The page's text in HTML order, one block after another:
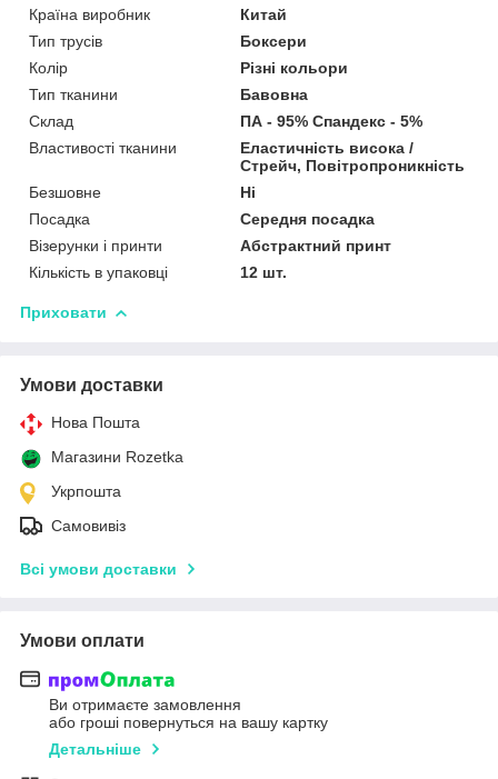
Країна виробник
Китай
Тип трусів
Боксери
Колір
Різні кольори
Тип тканини
Бавовна
Склад
ПА - 95% Спандекс - 5%
Властивості тканини
Еластичність висока /
Стрейч, Повітропроникність
Безшовне
Ні
Посадка
Середня посадка
Візерунки і принти
Абстрактний принт
Кількість в упаковці
12 шт.
Приховати
Умови доставки
Нова Пошта
Магазини Rozetka
Укрпошта
Самовивіз
Всі умови доставки
Умови оплати
Ви отримаєте замовлення
або гроші повернуться на вашу картку
Детальніше